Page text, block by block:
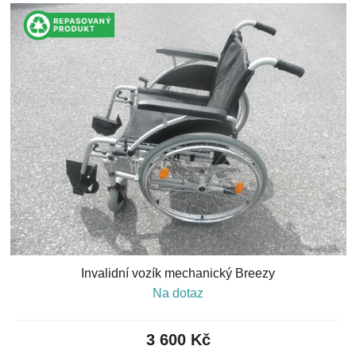
Invalidní vozík mechanický Breezy
Na dotaz
3 600 Kč